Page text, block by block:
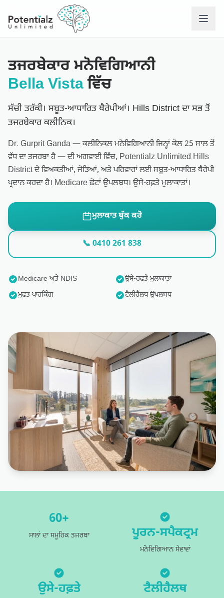
ਚੁਣੌਤੀਆਂ ਜਿਨ੍ਹਾਂ ਵਿੱਚ
ਸਾਡੇ ਨਾਲ ਸੰਪਰਕ ਕਰੋ
ਅਕਸਰ ਪੁੱਛੇ ਸਵਾਲ
ਬਲੌਗ
ਤਜਰਬੇਕਾਰ ਮਨੋਵਿਗਿਆਨੀ
Bella Vistaਵਿੱਚ
ਸੱਚੀ ਤਰੱਕੀ। ਸਬੂਤ-ਆਧਾਰਿਤ ਥੈਰੇਪੀਆਂ। Hills District ਦਾ ਸਭ ਤੋਂ
ਤਜਰਬੇਕਾਰ ਕਲੀਨਿਕ।
Dr. Gurprit Ganda — ਕਲੀਨਿਕਲ ਮਨੋਵਿਗਿਆਨੀ ਜਿਨ੍ਹਾਂ ਕੋਲ 25 ਸਾਲ ਤੋਂ
ਵੱਧ ਦਾ ਤਜਰਬਾ ਹੈ — ਦੀ ਅਗਵਾਈ ਵਿੱਚ, Potentialz Unlimited Hills
District ਦੇ ਵਿਅਕਤੀਆਂ, ਜੋੜਿਆਂ, ਅਤੇ ਪਰਿਵਾਰਾਂ ਲਈ ਸਬੂਤ-ਆਧਾਰਿਤ ਥੈਰੇਪੀ
ਪ੍ਰਦਾਨ ਕਰਦਾ ਹੈ। Medicare ਛੋਟਾਂ ਉਪਲਬਧ। ਉਸੇ-ਹਫ਼ਤੇ ਮੁਲਾਕਾਤਾਂ।
ਮੁਲਾਕਾਤ ਬੁੱਕ ਕਰੋ
📞 0410 261 838
Medicare ਅਤੇ NDIS
ਉਸੇ-ਹਫ਼ਤੇ ਮੁਲਾਕਾਤਾਂ
ਮੁਫ਼ਤ ਪਾਰਕਿੰਗ
ਟੈਲੀਹੈਲਥ ਉਪਲਬਧ
60+
ਸਾਲਾਂ ਦਾ ਸਮੂਹਿਕ ਤਜਰਬਾ ਪੂਰਨ-ਸਪੈਕਟ੍ਰਮ
ਮਨੋਵਿਗਿਆਨ ਸੇਵਾਵਾਂ
ਉਸੇ-ਹਫ਼ਤੇ ਟੈਲੀਹੈਲਥ